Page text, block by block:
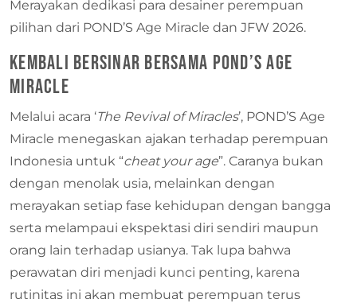
Merayakan dedikasi para desainer perempuan
pilihan dari POND’S Age Miracle dan JFW 2026.
Kembali Bersinar bersama POND’S Age
Miracle
Melalui acara ‘The Revival of Miracles’, POND’S Age
Miracle menegaskan ajakan terhadap perempuan
Indonesia untuk “cheat your age”. Caranya bukan
dengan menolak usia, melainkan dengan
merayakan setiap fase kehidupan dengan bangga
serta melampaui ekspektasi diri sendiri maupun
orang lain terhadap usianya. Tak lupa bahwa
perawatan diri menjadi kunci penting, karena
rutinitas ini akan membuat perempuan terus